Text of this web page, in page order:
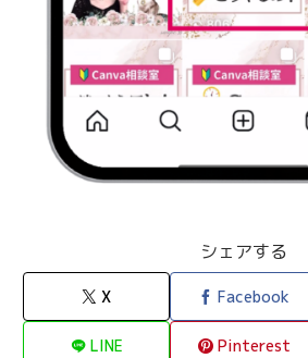
シェアする
X Facebook
LINE Pinterest